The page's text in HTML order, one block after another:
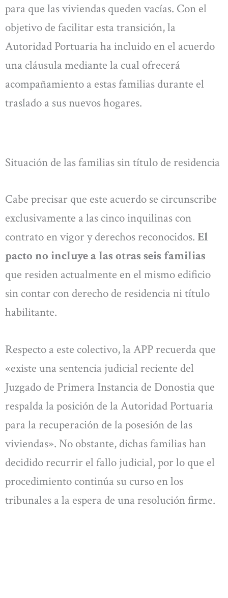
para que las viviendas queden vacías. Con el
objetivo de facilitar esta transición, la
Autoridad Portuaria ha incluido en el acuerdo
una cláusula mediante la cual ofrecerá
acompañamiento a estas familias durante el
traslado a sus nuevos hogares.
Situación de las familias sin título de residencia
Cabe precisar que este acuerdo se circunscribe
exclusivamente a las cinco inquilinas con
contrato en vigor y derechos reconocidos. El
pacto no incluye a las otras seis familias
que residen actualmente en el mismo edificio
sin contar con derecho de residencia ni título
habilitante.
Respecto a este colectivo, la APP recuerda que
«existe una sentencia judicial reciente del
Juzgado de Primera Instancia de Donostia que
respalda la posición de la Autoridad Portuaria
para la recuperación de la posesión de las
viviendas». No obstante, dichas familias han
decidido recurrir el fallo judicial, por lo que el
procedimiento continúa su curso en los
tribunales a la espera de una resolución firme.